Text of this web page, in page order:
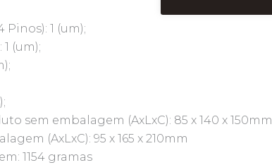
Pinos): 1 (um);
1 (um);
sem embalagem (AxLxC): 85 x 140 x 150mm
(AxLxC): 95 x 165 x 210mm
1154 gramas